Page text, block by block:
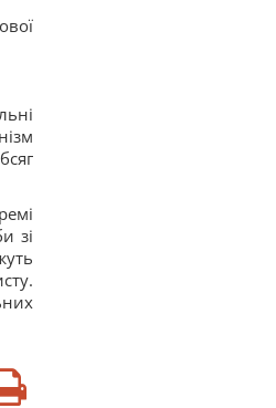
зі